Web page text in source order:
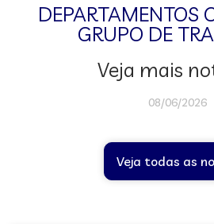
DEPARTAMENTOS
GRUPO DE
Veja mais
08/06/2026
Veja todas as